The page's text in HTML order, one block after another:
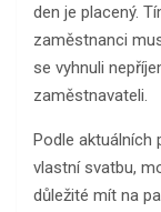
den je placený.
zaměstnanci
se vyhnuli
zaměstnavateli.
Podle aktuálních
vlastní svatbu,
důležité mít na